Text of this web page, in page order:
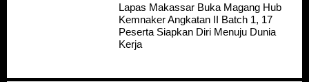
Lapas Makassar Buka Magang Hub
Kemnaker Angkatan II Batch 1, 17
Peserta Siapkan Diri Menuju Dunia
Kerja